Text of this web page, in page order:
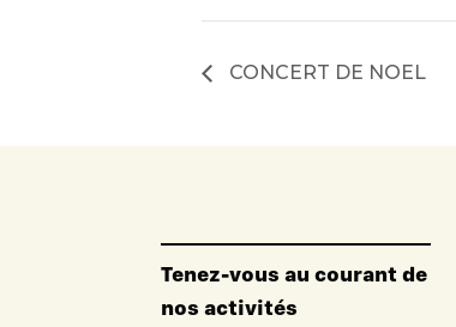
CONCERT DE NOEL
Tenez-vous au courant de
nos activités